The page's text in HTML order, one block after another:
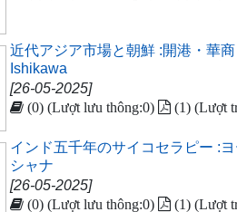
近代アジア市場と朝鮮 :開港・華
Ishikawa
[26-05-2025]
(0) (Lượt lưu thông:0) (1) (Lượt
インド五千年のサイコセラピー :
シャナ
[26-05-2025]
(0) (Lượt lưu thông:0) (1) (Lượt